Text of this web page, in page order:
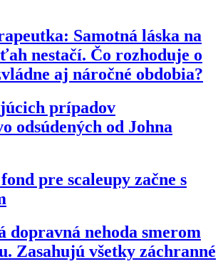
Samotná láska na
nestačí. Čo rozhoduje o
aj náročné obdobia?
prípadov
odsúdených od Johna
pre scaleupy začne s
dopravná nehoda smerom
Zasahujú všetky záchranné